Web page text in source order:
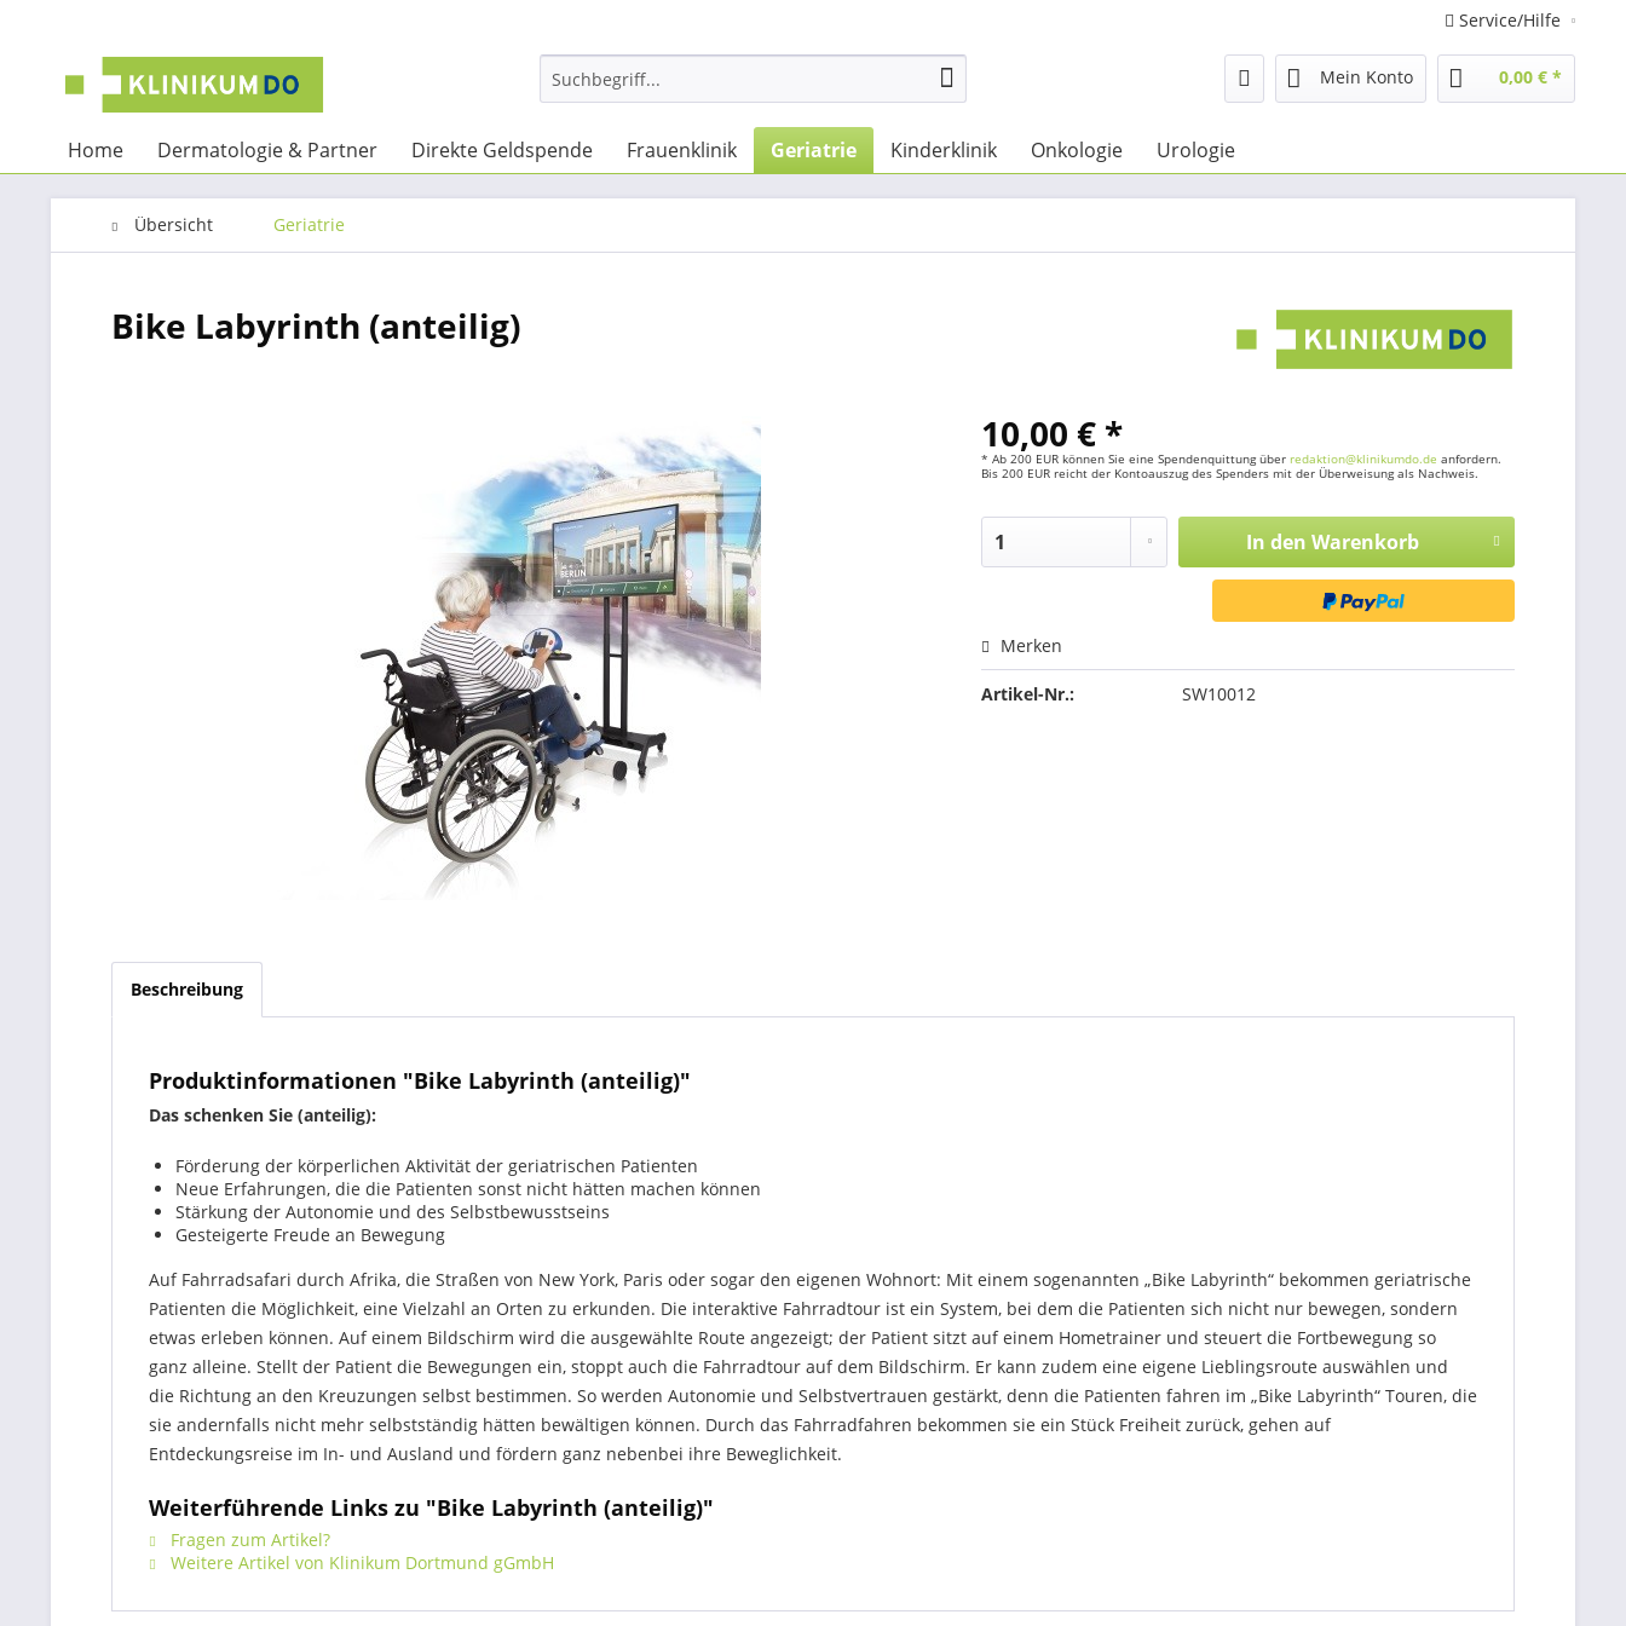
Service/Hilfe
Mein Konto 0,00 € *
Home Dermatologie & Partner Direkte Geldspende Frauenklinik Geriatrie Kinderklinik Onkologie Urologie
Übersicht Geriatrie
Bike Labyrinth (anteilig)
10,00 € *
* Ab 200 EUR können Sie eine Spendenquittung überredaktion@klinikumdo.de anfordern.
Bis 200 EUR reicht der Kontoauszug des Spenders mit der Überweisung als Nachweis.
In den Warenkorb
Merken
Artikel-Nr.: SW10012
Beschreibung
Produktinformationen "Bike Labyrinth (anteilig)"
Das schenken Sie (anteilig):
Förderung der körperlichen Aktivität der geriatrischen Patienten
Neue Erfahrungen, die die Patienten sonst nicht hätten machen können
Stärkung der Autonomie und des Selbstbewusstseins
Gesteigerte Freude an Bewegung
Auf Fahrradsafari durch Afrika, die Straßen von New York, Paris oder sogar den eigenen Wohnort: Mit einem sogenannten „Bike Labyrinth“ bekommen geriatrische
Patienten die Möglichkeit, eine Vielzahl an Orten zu erkunden. Die interaktive Fahrradtour ist ein System, bei dem die Patienten sich nicht nur bewegen, sondern
etwas erleben können. Auf einem Bildschirm wird die ausgewählte Route angezeigt; der Patient sitzt auf einem Hometrainer und steuert die Fortbewegung so
ganz alleine. Stellt der Patient die Bewegungen ein, stoppt auch die Fahrradtour auf dem Bildschirm. Er kann zudem eine eigene Lieblingsroute auswählen und
die Richtung an den Kreuzungen selbst bestimmen. So werden Autonomie und Selbstvertrauen gestärkt, denn die Patienten fahren im „Bike Labyrinth“ Touren, die
sie andernfalls nicht mehr selbstständig hätten bewältigen können. Durch das Fahrradfahren bekommen sie ein Stück Freiheit zurück, gehen auf
Entdeckungsreise im In- und Ausland und fördern ganz nebenbei ihre Beweglichkeit.
Weiterführende Links zu "Bike Labyrinth (anteilig)"
Fragen zum Artikel?
Weitere Artikel von Klinikum Dortmund gGmbH